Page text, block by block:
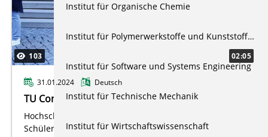
103 02:05
31.01.2024 Deutsch
TU Connect 2024
Hochschulinformationstag für Schüler und
Schülerinnen.
Institut für Organische Chemie
Institut für Polymerwerkstoffe und Kunststofftechnik
Institut für Software und Systems Engineering
Institut für Technische Mechanik
Institut für Wirtschaftswissenschaft